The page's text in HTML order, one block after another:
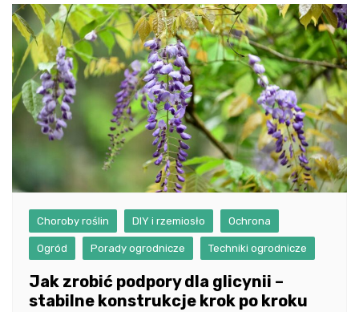
Choroby roślin DIY i rzemiosło Ochrona
Ogród Porady ogrodnicze Techniki ogrodnicze
Jak zrobić podpory dla glicynii –
stabilne konstrukcje krok po kroku